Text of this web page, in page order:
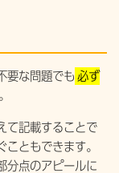
要な問題でも 必ず
て記載することで
ともできます。
分点のアピールに